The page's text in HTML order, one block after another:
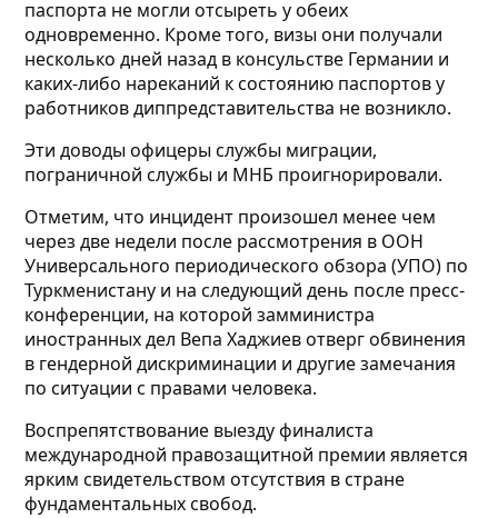
паспорта не могли отсыреть у обеих
одновременно. Кроме того, визы они получали
несколько дней назад в консульстве Германии и
каких-либо нареканий к состоянию паспортов у
работников диппредставительства не возникло.
Эти доводы офицеры службы миграции,
пограничной службы и МНБ проигнорировали.
Отметим, что инцидент произошел менее чем
через две недели после рассмотрения в ООН
Универсального периодического обзора (УПО) по
Туркменистану и на следующий день после пресс-
конференции, на которой замминистра
иностранных дел Вепа Хаджиев отверг обвинения
в гендерной дискриминации и другие замечания
по ситуации с правами человека.
Воспрепятствование выезду финалиста
международной правозащитной премии является
ярким свидетельством отсутствия в стране
фундаментальных свобод.